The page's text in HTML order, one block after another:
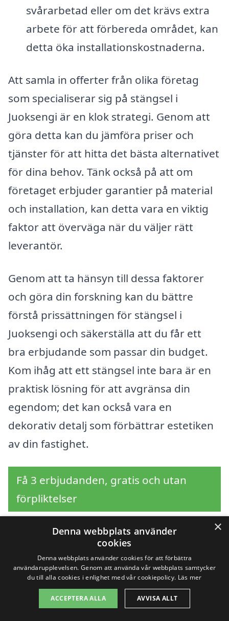
svårarbetad eller om det krävs extra
arbete för att förbereda området, kan
detta öka installationskostnaderna.
Att samla in offerter från olika företag
som specialiserar sig på stängsel i
Juoksengi är en klok strategi. Genom att
göra detta kan du jämföra priser och
tjänster för att hitta det bästa alternativet
för dina behov. Tänk också på att om
företaget erbjuder garantier på material
och installation, kan detta vara en viktig
faktor att överväga när du väljer rätt
leverantör.
Genom att ta hänsyn till dessa faktorer
och göra din forskning kan du bättre
förstå prissättningen för stängsel i
Juoksengi och säkerställa att du får ett
bra erbjudande som passar din budget.
Kom ihåg att ett stängsel inte bara är en
praktisk lösning för att avgränsa din
egendom; det kan också vara en
dekorativ detalj som förbättrar estetiken
av din fastighet.
Få 3 erbjudanden, gratis och utan
förpliktelser
Sök efter en
professionell för
stängsel i andra städer
×
Denna webbplats använder
cookies
Denna webbplats använder cookies för att förbättra
användarupplevelsen. Genom att använda vår webbplats samtycker
du till alla cookies i enlighet med vår cookiepolicy. Läs mer
ACCEPTERA ALLA AVVISA ALLT